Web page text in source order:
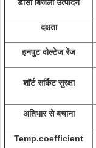
डीसी बिजली उत्पादन
दक्षता
इनपुट वोल्टेज रेंज
शॉर्ट सर्किट सुरक्षा
अतिभार से बचाना
Temp.coefficient